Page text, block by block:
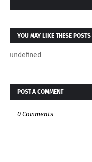
YOU MAY LIKE THESE POSTS
undefined
POST A COMMENT
0 Comments